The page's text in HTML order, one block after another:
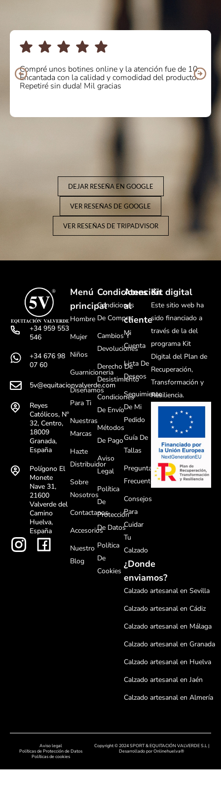
Compré unos botines online y la atención fue de 10.
Encantada con la calidad y comodidad del producto.
Repetiré sin duda! Mil gracias
DEJAR RESEÑA EN GOOGLE
VER RESEÑAS DE GOOGLE
VER RESEÑAS DE TRIPADVISOR
+34 959 553
546
+34 676 98
07 60
5v@equitacionvalverde.com
Reyes
Católicos, Nº
32, Centro,
18009
Granada,
España
Polígono El
Monete
Nave 31,
21600
Valverde del
Camino
Huelva,
España
Menú
principal
Hombre
Mujer
Niños
Guarnicioneria
Diseñamos
Para Ti
Nuestras
Marcas
Hazte
Distribuidor
Sobre
Nosotros
Contactanos
Accesorios
Nuestro
Blog
Condiciones
Condiciones
De Compra
Cambios Y
Devoluciones
Derecho De
Desistimiento
Condiciones
De Envío
Métodos
De Pago
Aviso
Legal
Política
De
Protección
De Datos
Política
De
Cookies
Atención
al
cliente
Mi
Cuenta
Lista De
Deseos
Seguimiento
De Mi
Pedido
Guía De
Tallas
Preguntas
Frecuentes
Consejos
Para
Cuidar
Tu
Calzado
¿Donde
enviamos?
Calzado artesanal en Sevilla
Calzado artesanal en Cádiz
Calzado artesanal en Málaga
Calzado artesanal en Granada
Calzado artesanal en Huelva
Calzado artesanal en Jaén
Calzado artesanal en Almería
Calzado artesanal en Badajoz
Calzado artesanal en Cáceres
Calzado artesanal en
Kit digital
Este sitio web ha
sido financiado a
través de la del
programa Kit
Digital del Plan de
Recuperación,
Transformación y
Resiliencia.
Aviso legal
Políticas de Protección de Datos
Políticas de cookies
Copyright © 2024 SPORT & EQUITACIÓN VALVERDE S.L |
Desarrollado porOnlinehuelva®